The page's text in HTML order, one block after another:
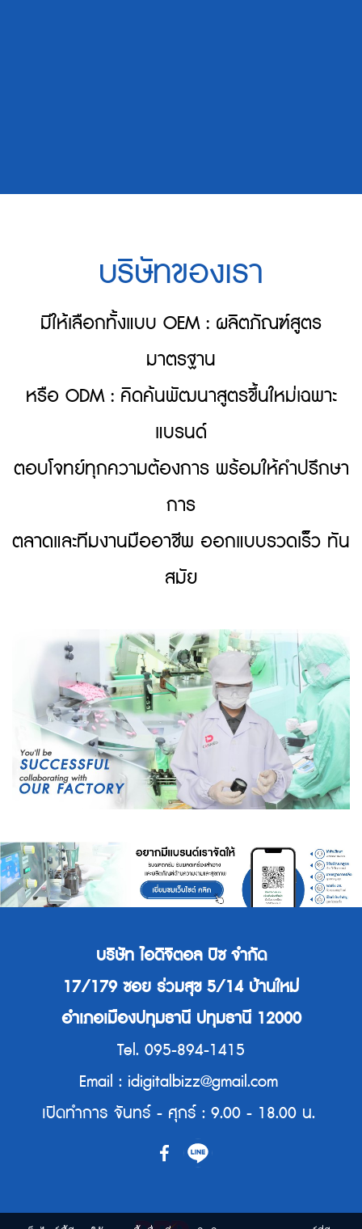
บริษัทของเรา
มีให้เลือกทั้งแบบ OEM : ผลิตภัณฑ์สูตร
มาตรฐาน
หรือ ODM : คิดค้นพัฒนาสูตรขึ้นใหม่เฉพาะ
แบรนด์
ตอบโจทย์ทุกความต้องการ พร้อมให้คำปรึกษา
การ
ตลาดและทีมงานมืออาชีพ ออกแบบรวดเร็ว ทัน
สมัย
บริษัท ไอดิจิตอล บิซ จำกัด
17/179 ซอย ร่วมสุข 5/14 บ้านใหม่
อำเภอเมืองปทุมธานี ปทุมธานี 12000
Tel. 095-894-1415
Email : idigitalbizz@gmail.com
เปิดทำการ จันทร์ - ศุกร์ : 9.00 - 18.00 น.